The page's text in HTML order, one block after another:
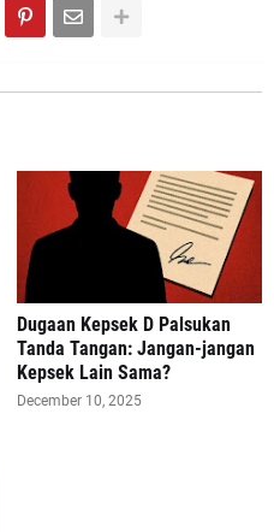
Dugaan Kepsek D Palsukan
Tanda Tangan: Jangan-jangan
Kepsek Lain Sama?
December 10, 2025